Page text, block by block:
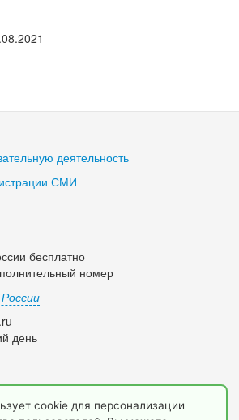
деятельность
СМИ
бесплатно
номер
день
cookie для персонализации